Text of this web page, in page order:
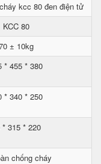
kcc 80 đen điện tử
KCC 80
± 10kg
* 455 * 380
* 340 * 250
* 315 * 220
chống cháy